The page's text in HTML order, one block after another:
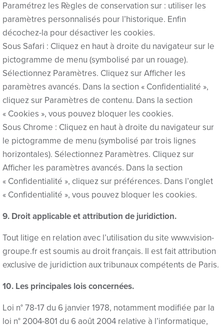
güncel giriş
Panel
Paramétrez les Règles de conservation sur : utiliser les
paramètres personnalisés pour l’historique. Enfin
décochez-la pour désactiver les cookies.
Sous Safari : Cliquez en haut à droite du navigateur sur le
pictogramme de menu (symbolisé par un rouage).
Sélectionnez Paramètres. Cliquez sur Afficher les
paramètres avancés. Dans la section « Confidentialité »,
cliquez sur Paramètres de contenu. Dans la section
« Cookies », vous pouvez bloquer les cookies.
Sous Chrome : Cliquez en haut à droite du navigateur sur
le pictogramme de menu (symbolisé par trois lignes
horizontales). Sélectionnez Paramètres. Cliquez sur
Afficher les paramètres avancés. Dans la section
« Confidentialité », cliquez sur préférences. Dans l’onglet
« Confidentialité », vous pouvez bloquer les cookies.
9. Droit applicable et attribution de juridiction.
Tout litige en relation avec l’utilisation du site www.vision-
groupe.fr est soumis au droit français. Il est fait attribution
exclusive de juridiction aux tribunaux compétents de Paris.
10. Les principales lois concernées.
Loi n° 78-17 du 6 janvier 1978, notamment modifiée par la
loi n° 2004-801 du 6 août 2004 relative à l’informatique,